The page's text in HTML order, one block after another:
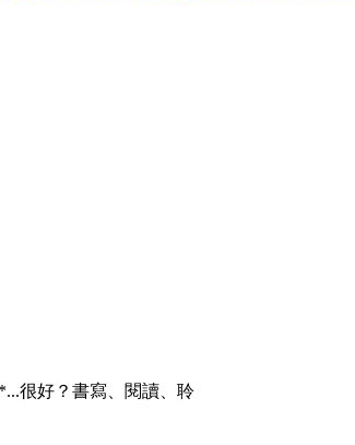
很好？書寫、閱讀、聆